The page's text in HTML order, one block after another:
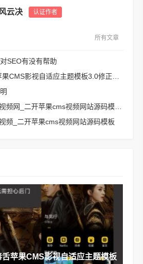
云决 认证作者
所有文章
SEO有没有帮助
MXTU MAX仿毒舌苹果CMS影视自适应主题模板3.0修正版源码
苹果CMS V10_主播视频网_二开苹果cms视频网站源码模板 – 亲测源码 有演示
频_二开苹果cms视频网站源码模板
苹果CMS影视自适应主题模板